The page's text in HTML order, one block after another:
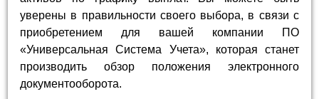
уверены в правильности своего выбора, в связи с
приобретением для вашей компании ПО
«Универсальная Система Учета», которая станет
производить обзор положения электронного
документооборота.